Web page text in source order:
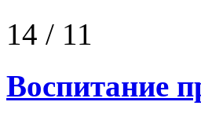
14 / 11
Воспитание